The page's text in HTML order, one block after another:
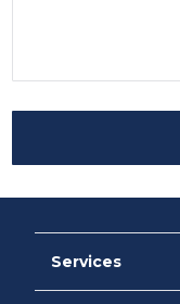
Services